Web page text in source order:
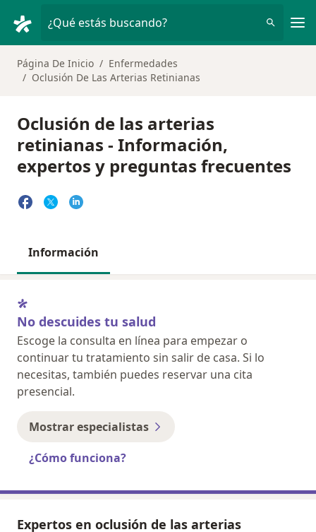
¿Qué estás buscando?
Página De Inicio
Enfermedades
Oclusión De Las Arterias Retinianas
Oclusión de las arterias
retinianas - Información,
expertos y preguntas frecuentes
Información
No descuides tu salud
Escoge la consulta en línea para empezar o
continuar tu tratamiento sin salir de casa. Si lo
necesitas, también puedes reservar una cita
presencial.
Mostrar especialistas
¿Cómo funciona?
Expertos en oclusión de las arterias